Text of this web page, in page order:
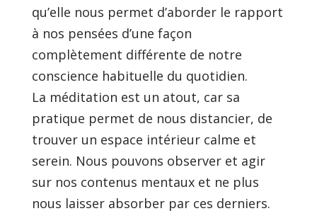
qu’elle nous permet d’aborder le rapport
à nos pensées d’une façon
complètement différente de notre
conscience habituelle du quotidien.
La méditation est un atout, car sa
pratique permet de nous distancier, de
trouver un espace intérieur calme et
serein. Nous pouvons observer et agir
sur nos contenus mentaux et ne plus
nous laisser absorber par ces derniers.